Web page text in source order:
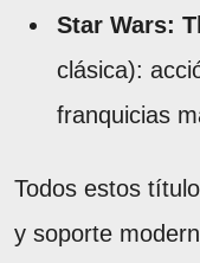
Star Wars:
clásica):
franquicias
Todos estos
y soporte